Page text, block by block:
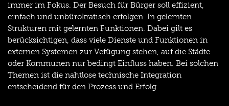
immer im Fokus. Der Besuch für Bürger soll effizient,
einfach und unbürokratisch erfolgen. In gelernten
Strukturen mit gelernten Funktionen. Dabei gilt es
berücksichtigen, dass viele Dienste und Funktionen in
externen Systemen zur Vefügung stehen, auf die Städte
oder Kommunen nur bedingt Einfluss haben. Bei solchen
Themen ist die nahtlose technische Integration
entscheidend für den Prozess und Erfolg.